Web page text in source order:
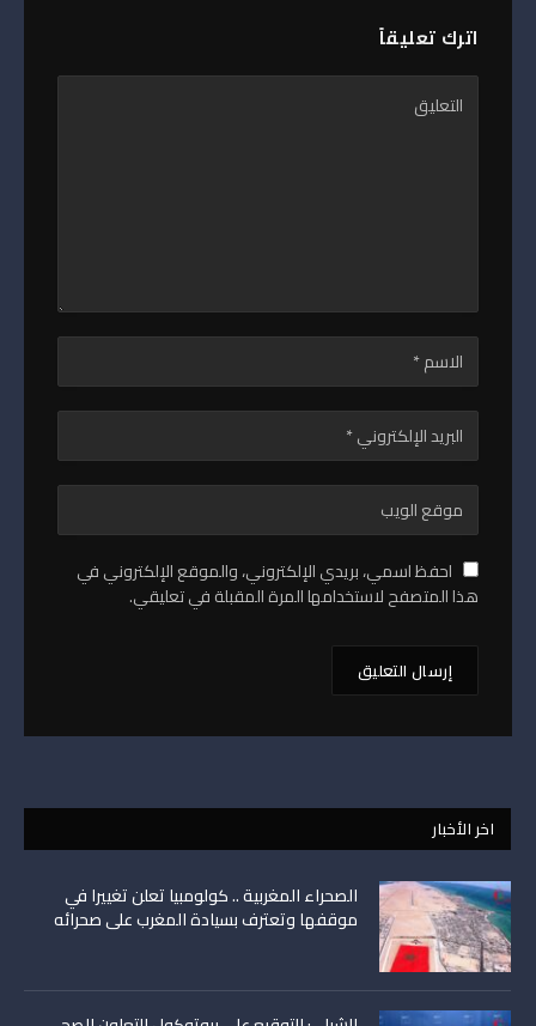
اترك تعليقاً
احفظ اسمي، بريدي الإلكتروني، والموقع الإلكتروني في
هذا المتصفح لاستخدامها المرة المقبلة في تعليقي.
اخر الأخبار
الصحراء المغربية .. كولومبيا تعلن تغييرا في
موقفها وتعترف بسيادة المغرب على صحرائه